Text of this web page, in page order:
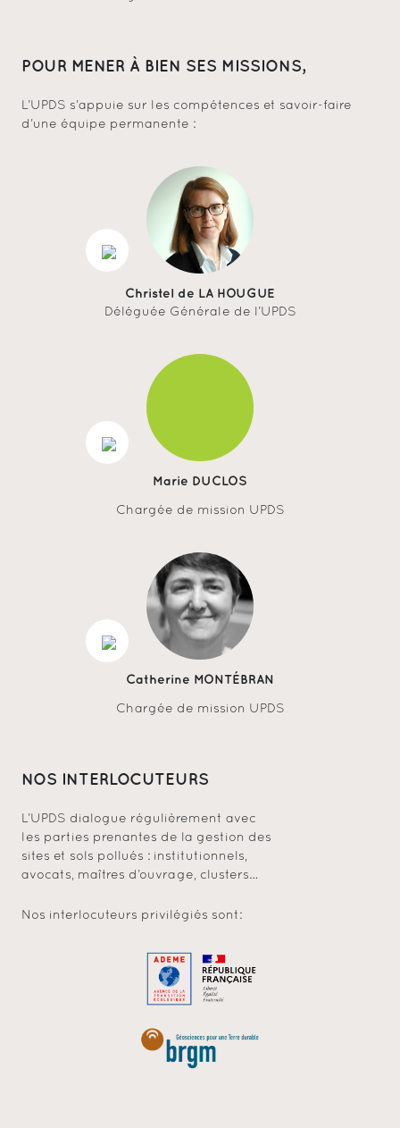
POUR MENER À BIEN SES MISSIONS,
L’UPDS s’appuie sur les compétences et savoir-faire
d’une équipe permanente :
Christel de LA HOUGUE
Déléguée Générale de l’UPDS
Marie DUCLOS
Chargée de mission UPDS
Catherine MONTÉBRAN
Chargée de mission UPDS
NOS INTERLOCUTEURS
L’UPDS dialogue régulièrement avec
les parties prenantes de la gestion des
sites et sols pollués : institutionnels,
avocats, maîtres d’ouvrage, clusters…
Nos interlocuteurs privilégiés sont: